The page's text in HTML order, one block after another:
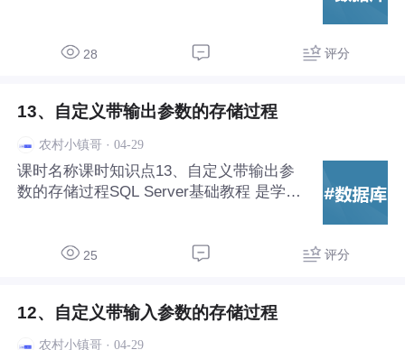
数据存储、查询与管理的核心技能。
28 评分
13、自定义带输出参数的存储过程
农村小镇哥 · 04-29
课时名称课时知识点13、自定义带输出参
数的存储过程SQL Server基础教程‌ 是学习
者掌握数据存储、查询与管理的核心技能。
25 评分
12、自定义带输入参数的存储过程
农村小镇哥 · 04-29